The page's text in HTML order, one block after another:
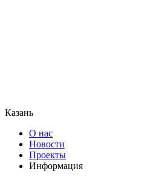
Казань
О нас
Новости
Проекты
Информация